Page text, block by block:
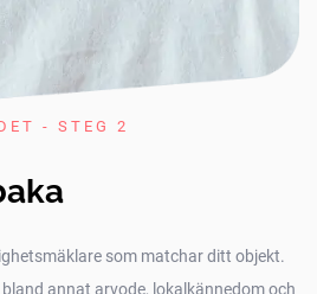
- STEG 2
som matchar ditt objekt.
annat arvode, lokalkännedom och